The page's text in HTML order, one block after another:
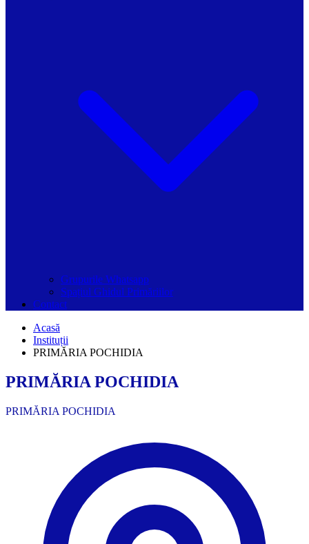
Grupurile Whatsapp
Spațiul Ghidul Primăriilor
Contact
Acasă
Instituții
PRIMĂRIA POCHIDIA
PRIMĂRIA POCHIDIA
PRIMĂRIA POCHIDIA